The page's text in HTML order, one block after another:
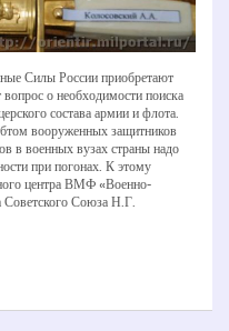
Силы России приобретают
о необходимости поиска
состава армии и флота.
вооруженных защитников
в военных вузах страны надо
при погонах. К этому
центра ВМФ «Военно-
Советского Союза Н.Г.